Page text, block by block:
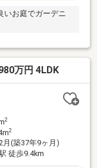
いお庭でガーデニ
万円 4LDK
2
2
月(築37年9ヶ月)
徒歩9.4km